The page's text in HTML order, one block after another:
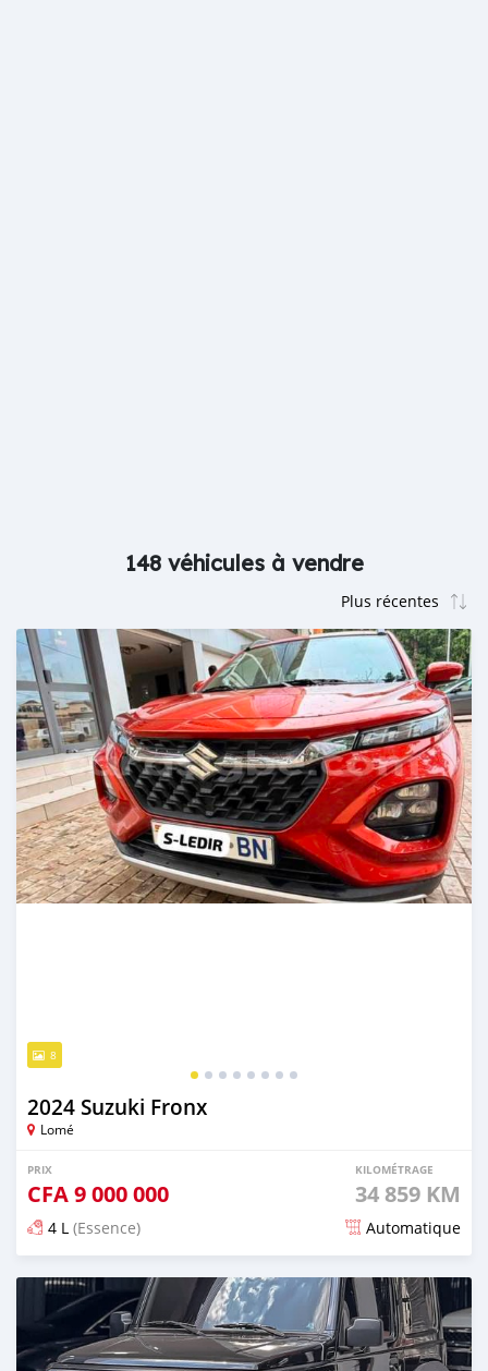
148 véhicules à vendre
8
2024 Suzuki Fronx
Lomé
PRIX
CFA9 000 000
KILOMÉTRAGE
34 859 KM
4 L (Essence) Automatique
Publié il y a environ un mois